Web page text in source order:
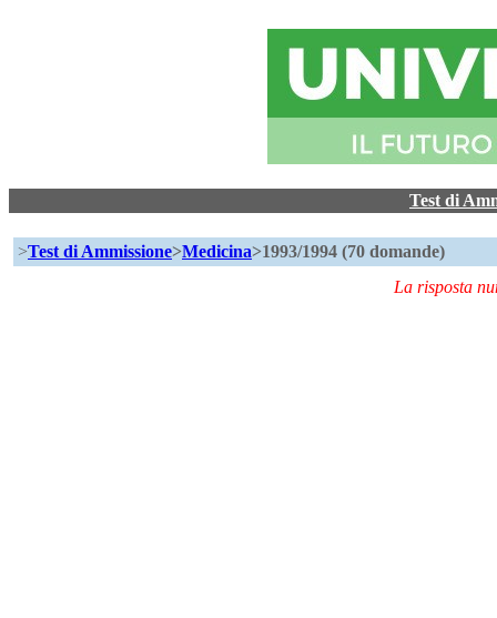
Test di
>Test di Ammissione>Medicina>1993/1994 (70 domande)
La risposta